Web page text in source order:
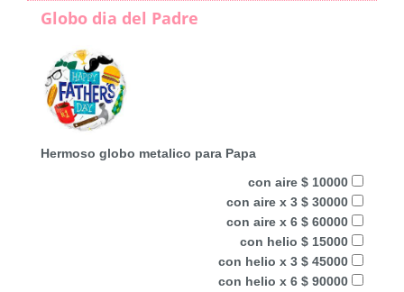
Globo dia del Padre
Hermoso globo metalico para Papa
con aire $ 10000
con aire x 3 $ 30000
con aire x 6 $ 60000
con helio $ 15000
con helio x 3 $ 45000
con helio x 6 $ 90000